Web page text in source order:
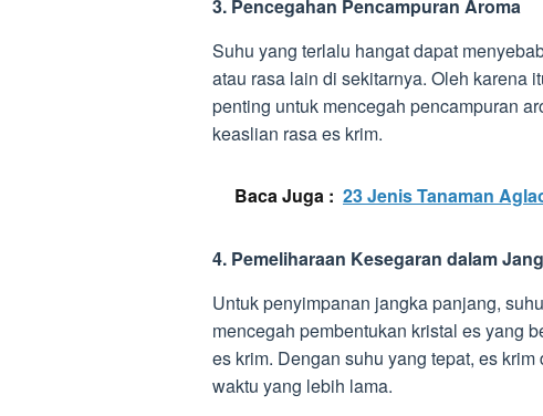
3. Pencegahan Pencampuran Aroma
Suhu yang terlalu hangat dapat
atau rasa lain di sekitarnya. Oleh karena
penting untuk mencegah pencampuran
keaslian rasa es krim.
Baca Juga : 23 Jenis Tanaman
4. Pemeliharaan Kesegaran dalam
Untuk penyimpanan jangka panjang,
mencegah pembentukan kristal es yang
es krim. Dengan suhu yang tepat, es
waktu yang lebih lama.